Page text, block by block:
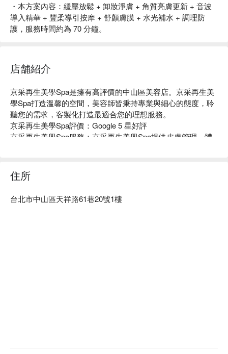
・本方案內容：緩壓放鬆 + 卸妝淨膚 + 角質亮膚更新 + 音波
導入精華 + 豐柔導引按摩 + 舒顏膚膜 + 水光補水 + 調理防
護，服務時間約為 70 分鐘。
店舗紹介
京采再生美學Spa是擁有高評價的中山區美容店。京采再生美
學Spa打造溫馨的空間，美容師皆秉持專業與細心的態度，聆
聽您的需求，客製化打造最適合您的理想服務。
京采再生美學Spa評價：Google 5 星好評
京采再生美學Spa服務：京采再生美學Spa提供皮膚管理、體
到舒緩，享受美好的體驗服務，達到全方位的放鬆，一條龍變
美！
住所
台北市中山區天祥路61巷20號1樓